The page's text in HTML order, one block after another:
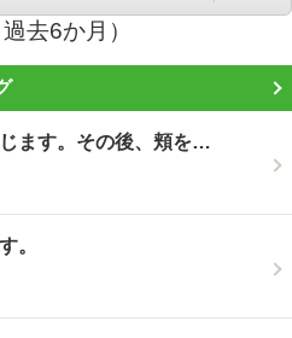
去6か月）
ます。その後、頬を…
。